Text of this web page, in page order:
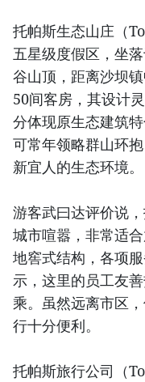
托帕斯生态山庄（
五星级度假区，坐
谷山顶，距离沙坝
50间客房，其设计
分体现原生态建筑
可常年领略群山环
新宜人的生态环境。
游客武曰达评价说
城市喧嚣，非常适
地窖式结构，各项
示，这里的员工友
乘。虽然远离市区
行十分便利。
托帕斯旅行公司（